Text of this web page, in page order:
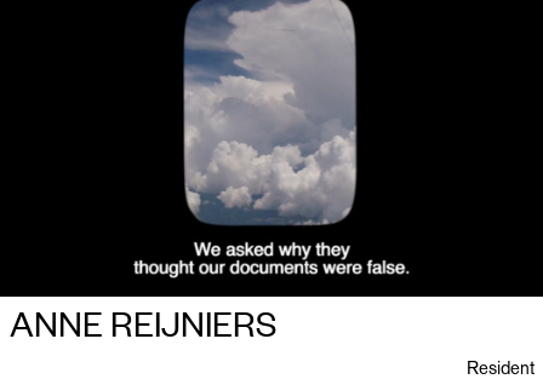
ANNE REIJNIERS
Resident